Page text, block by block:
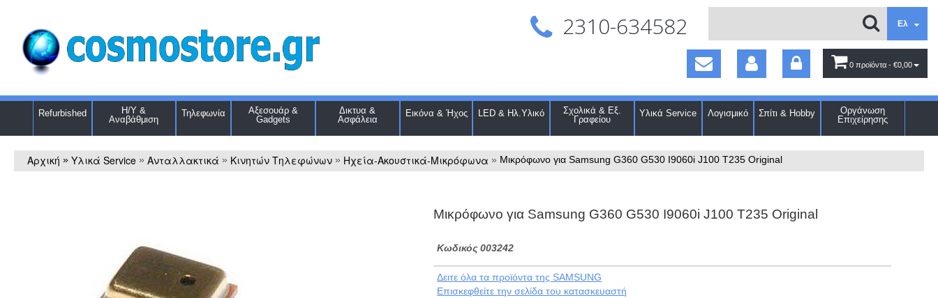
Ελ
2310-634582
0 προϊόντα - €0,00
Refurbished
Η/Υ &
Αναβάθμιση
Τηλεφωνία
Αξεσουάρ &
Gadgets
Δικτυα &
Ασφάλεια
Εικόνα & Ήχος LED & Ηλ.Υλικό
Σχολικά & Εξ.
Γραφείου
Υλικά Service Λογισμικό Σπίτι & Hobby
Οργάνωση
Επιχείρησης
Αρχική » Υλικά Service » Ανταλλακτικά » Κινητών Τηλεφώνων » Ηχεία-Ακουστικά-Μικρόφωνα » Μικρόφωνο για Samsung G360 G530 I9060i J100 T235 Original
Μικρόφωνο για Samsung G360 G530 I9060i J100 T235 Original
Kωδικός 003242
Δειτε όλα τα προϊόντα της SAMSUNG
Eπισκεφθείτε την σελίδα του κατασκευαστή